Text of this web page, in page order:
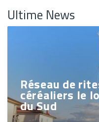
Ultime News
Réseau de
céréaliers le
du Sud